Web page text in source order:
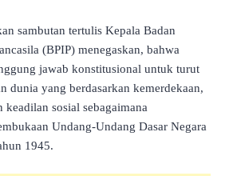
sambutan tertulis Kepala Badan
(BPIP) menegaskan, bahwa
jawab konstitusional untuk turut
dunia yang berdasarkan kemerdekaan,
keadilan sosial sebagaimana
Undang-Undang Dasar Negara
1945.